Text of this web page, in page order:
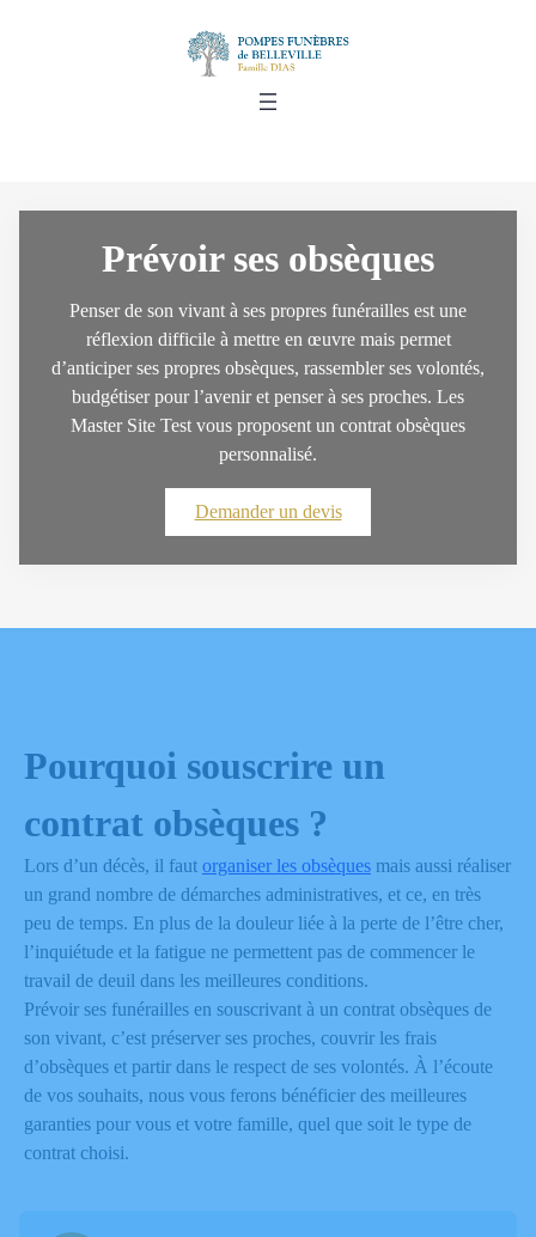
Prévoir ses obsèques
Penser de son vivant à ses propres funérailles est une
réflexion difficile à mettre en œuvre mais permet
d’anticiper ses propres obsèques, rassembler ses volontés,
budgétiser pour l’avenir et penser à ses proches. Les
Master Site Test vous proposent un contrat obsèques
personnalisé.
Demander un devis
Pourquoi souscrire un
contrat obsèques ?
Lors d’un décès, il faut organiser les obsèques mais aussi réaliser
un grand nombre de démarches administratives, et ce, en très
peu de temps. En plus de la douleur liée à la perte de l’être cher,
l’inquiétude et la fatigue ne permettent pas de commencer le
travail de deuil dans les meilleures conditions.
Prévoir ses funérailles en souscrivant à un contrat obsèques de
son vivant, c’est préserver ses proches, couvrir les frais
d’obsèques et partir dans le respect de ses volontés. À l’écoute
de vos souhaits, nous vous ferons bénéficier des meilleures
garanties pour vous et votre famille, quel que soit le type de
contrat choisi.